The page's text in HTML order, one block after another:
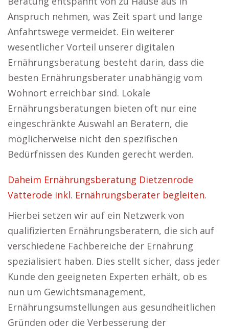
Anspruch nehmen, was Zeit spart und lange
Anfahrtswege vermeidet. Ein weiterer
wesentlicher Vorteil unserer digitalen
Ernährungsberatung besteht darin, dass die
besten Ernährungsberater unabhängig vom
Wohnort erreichbar sind. Lokale
Ernährungsberatungen bieten oft nur eine
eingeschränkte Auswahl an Beratern, die
möglicherweise nicht den spezifischen
Bedürfnissen des Kunden gerecht werden.
Daheim Ernährungsberatung Dietzenrode
Vatterode inkl. Ernährungsberater begleiten.
Hierbei setzen wir auf ein Netzwerk von
qualifizierten Ernährungsberatern, die sich auf
verschiedene Fachbereiche der Ernährung
spezialisiert haben. Dies stellt sicher, dass jeder
Kunde den geeigneten Experten erhält, ob es
nun um Gewichtsmanagement,
Ernährungsumstellungen aus gesundheitlichen
Gründen oder die Verbesserung der